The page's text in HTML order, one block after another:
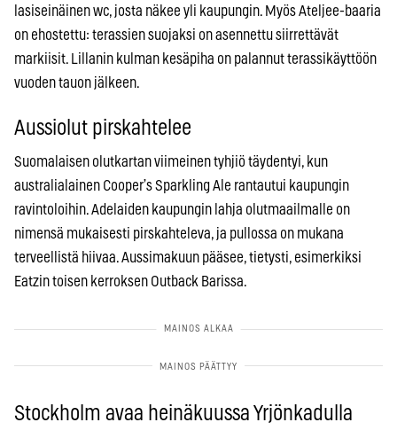
lasiseinäinen wc, josta näkee yli kaupungin. Myös Ateljee-baaria
on ehostettu: terassien suojaksi on asennettu siirrettävät
markiisit. Lillanin kulman kesäpiha on palannut terassikäyttöön
vuoden tauon jälkeen.
Aussiolut pirskahtelee
Suomalaisen olutkartan viimeinen tyhjiö täydentyi, kun
australialainen Cooper’s Sparkling Ale rantautui kaupungin
ravintoloihin. Adelaiden kaupungin lahja olutmaailmalle on
nimensä mukaisesti pirskahteleva, ja pullossa on mukana
terveellistä hiivaa. Aussimakuun pääsee, tietysti, esimerkiksi
Eatzin toisen kerroksen Outback Barissa.
Stockholm avaa heinäkuussa Yrjönkadulla